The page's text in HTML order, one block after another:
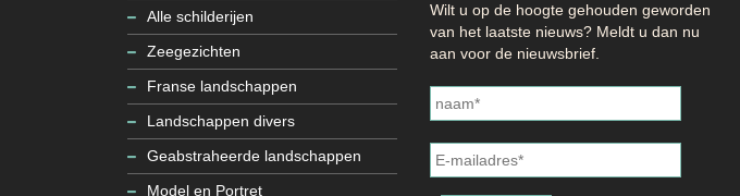
Alle schilderijen
Zeegezichten
Franse landschappen
Landschappen divers
Geabstraheerde landschappen
Model en Portret
Wilt u op de hoogte gehouden geworden
van het laatste nieuws? Meldt u dan nu
aan voor de nieuwsbrief.